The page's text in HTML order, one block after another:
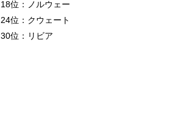
18位：ノルウェー
24位：クウェート
30位：リビア